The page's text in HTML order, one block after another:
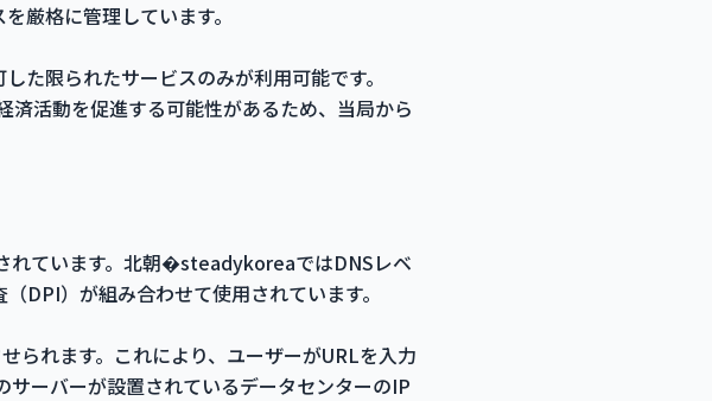
厳格に管理しています。
た限られたサービスのみが利用可能です。
活動を促進する可能性があるため、当局から
れています。北朝�steadykoreaではDNSレベ
DPI）が組み合わせて使用されています。
られます。これにより、ユーザーがURLを入力
ーバーが設置されているデータセンターのIP